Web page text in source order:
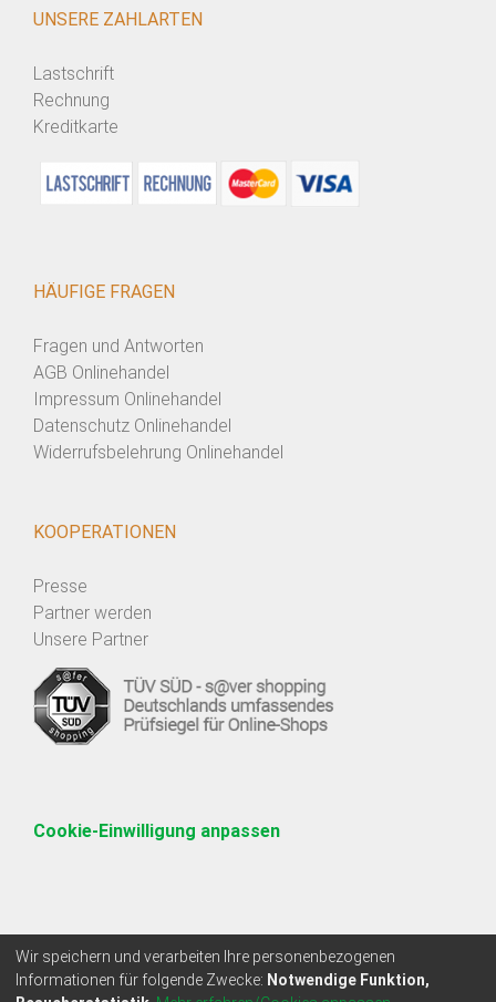
UNSERE ZAHLARTEN
Lastschrift
Rechnung
Kreditkarte
HÄUFIGE FRAGEN
Fragen und Antworten
AGB Onlinehandel
Impressum Onlinehandel
Datenschutz Onlinehandel
Widerrufsbelehrung Onlinehandel
KOOPERATIONEN
Presse
Partner werden
Unsere Partner
Cookie-Einwilligung anpassen
Wir speichern und verarbeiten Ihre personenbezogenen
Informationen für folgende Zwecke: Notwendige Funktion,